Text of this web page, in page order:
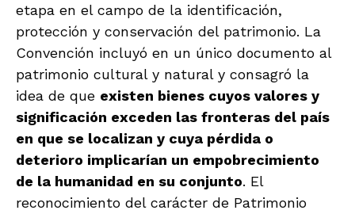
etapa en el campo de la identificación,
protección y conservación del patrimonio. La
Convención incluyó en un único documento al
patrimonio cultural y natural y consagró la
idea de que existen bienes cuyos valores y
significación exceden las fronteras del país
en que se localizan y cuya pérdida o
deterioro implicarían un empobrecimiento
de la humanidad en su conjunto. El
reconocimiento del carácter de Patrimonio